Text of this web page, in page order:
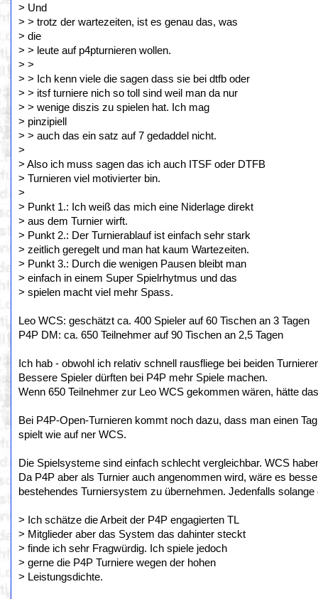
> Und
> > trotz der wartezeiten, ist es genau das, was
> die
> > leute auf p4pturnieren wollen.
> >
> > Ich kenn viele die sagen dass sie bei dtfb oder
> > itsf turniere nich so toll sind weil man da nur
> > wenige diszis zu spielen hat. Ich mag
> pinzipiell
> > auch das ein satz auf 7 gedaddel nicht.
>
> Also ich muss sagen das ich auch ITSF oder DTFB
> Turnieren viel motivierter bin.
>
> Punkt 1.: Ich weiß das mich eine Niderlage direkt
> aus dem Turnier wirft.
> Punkt 2.: Der Turnierablauf ist einfach sehr stark
> zeitlich geregelt und man hat kaum Wartezeiten.
> Punkt 3.: Durch die wenigen Pausen bleibt man
> einfach in einem Super Spielrhytmus und das
> spielen macht viel mehr Spass.
Leo WCS: geschätzt ca. 400 Spieler auf 60 Tischen an 3 Tagen
P4P DM: ca. 650 Teilnehmer auf 90 Tischen an 2,5 Tagen
Ich hab - obwohl ich relativ schnell rausfliege bei beiden
Bessere Spieler dürften bei P4P mehr Spiele machen.
Wenn 650 Teilnehmer zur Leo WCS gekommen wären, hätte
Bei P4P-Open-Turnieren kommt noch dazu, dass man einen
spielt wie auf ner WCS.
Die Spielsysteme sind einfach schlecht vergleichbar. WCS
Da P4P aber als Turnier auch angenommen wird, wäre es
bestehendes Turniersystem zu übernehmen. Jedenfalls
> Ich schätze die Arbeit der P4P engagierten TL
> Mitglieder aber das System das dahinter steckt
> finde ich sehr Fragwürdig. Ich spiele jedoch
> gerne die P4P Turniere wegen der hohen
> Leistungsdichte.